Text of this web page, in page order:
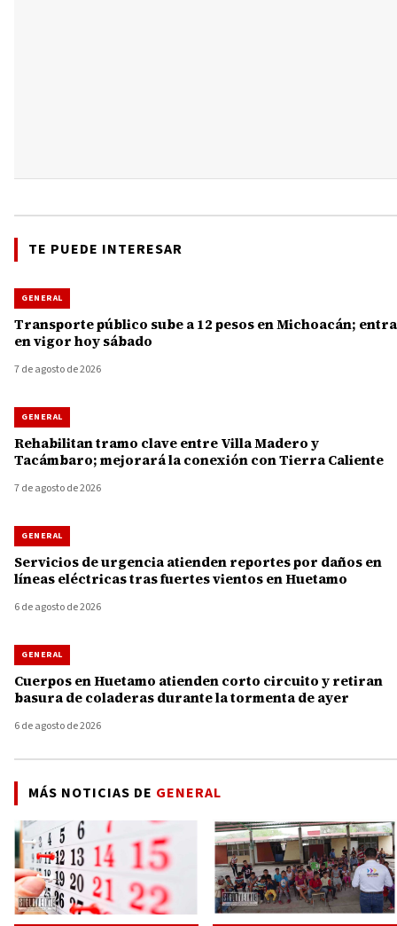
TE PUEDE INTERESAR
GENERAL
Transporte público sube a 12 pesos en Michoacán; entra
en vigor hoy sábado
7 de agosto de 2026
GENERAL
Rehabilitan tramo clave entre Villa Madero y
Tacámbaro; mejorará la conexión con Tierra Caliente
7 de agosto de 2026
GENERAL
Servicios de urgencia atienden reportes por daños en
líneas eléctricas tras fuertes vientos en Huetamo
6 de agosto de 2026
GENERAL
Cuerpos en Huetamo atienden corto circuito y retiran
basura de coladeras durante la tormenta de ayer
6 de agosto de 2026
MÁS NOTICIAS DE GENERAL